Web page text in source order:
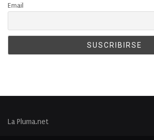
Email
La Pluma.net